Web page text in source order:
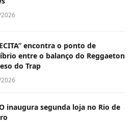
encontra o ponto de
entre o balanço do Reggaeton
do Trap
inaugura segunda loja no Rio de